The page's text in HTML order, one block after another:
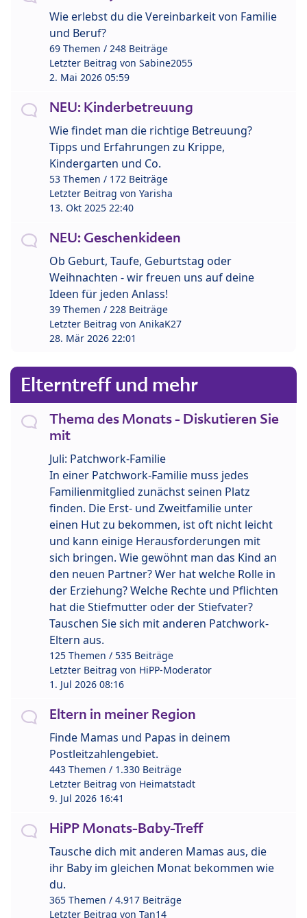
Wie erlebst du die Vereinbarkeit von Familie
und Beruf?
69 Themen / 248 Beiträge
Letzter Beitrag von Sabine2055
2. Mai 2026 05:59
NEU: Kinderbetreuung
Wie findet man die richtige Betreuung?
Tipps und Erfahrungen zu Krippe,
Kindergarten und Co.
53 Themen / 172 Beiträge
Letzter Beitrag von Yarisha
13. Okt 2025 22:40
NEU: Geschenkideen
Ob Geburt, Taufe, Geburtstag oder
Weihnachten - wir freuen uns auf deine
Ideen für jeden Anlass!
39 Themen / 228 Beiträge
Letzter Beitrag von AnikaK27
28. Mär 2026 22:01
Elterntreff und mehr
Thema des Monats - Diskutieren Sie
mit
Juli: Patchwork-Familie
In einer Patchwork-Familie muss jedes
Familienmitglied zunächst seinen Platz
finden. Die Erst- und Zweitfamilie unter
einen Hut zu bekommen, ist oft nicht leicht
und kann einige Herausforderungen mit
sich bringen. Wie gewöhnt man das Kind an
den neuen Partner? Wer hat welche Rolle in
der Erziehung? Welche Rechte und Pflichten
hat die Stiefmutter oder der Stiefvater?
Tauschen Sie sich mit anderen Patchwork-
Eltern aus.
125 Themen / 535 Beiträge
Letzter Beitrag von HiPP-Moderator
1. Jul 2026 08:16
Eltern in meiner Region
Finde Mamas und Papas in deinem
Postleitzahlengebiet.
443 Themen / 1.330 Beiträge
Letzter Beitrag von Heimatstadt
9. Jul 2026 16:41
HiPP Monats-Baby-Treff
Tausche dich mit anderen Mamas aus, die
ihr Baby im gleichen Monat bekommen wie
du.
365 Themen / 4.917 Beiträge
Letzter Beitrag von Tan14